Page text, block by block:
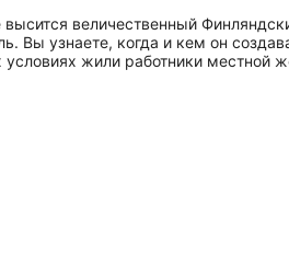
величественный
Вы узнаете, когда и кем он
условиях жили работники местной